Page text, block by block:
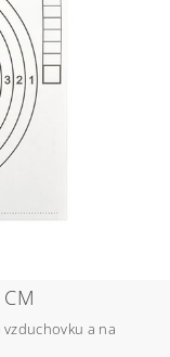
a na